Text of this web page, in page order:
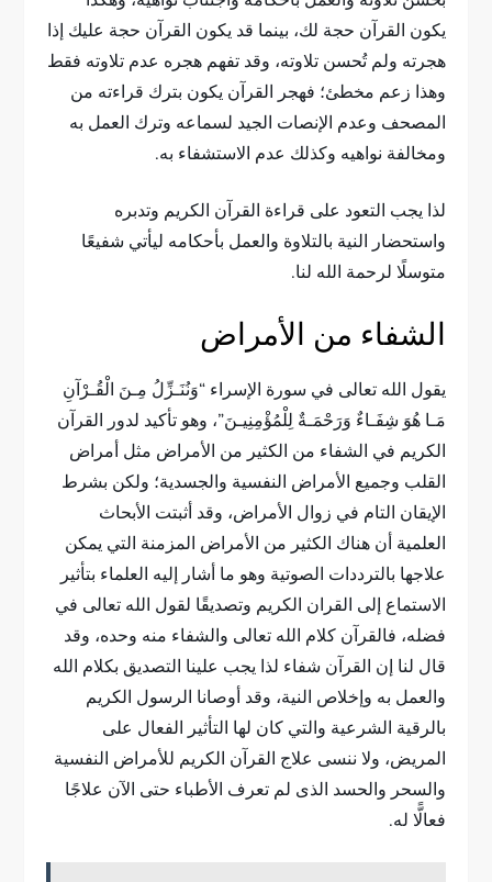
يكون القرآن حجة لك، بينما قد يكون القرآن حجة عليك إذا
هجرته ولم تُحسن تلاوته، وقد تفهم هجره عدم تلاوته فقط
وهذا زعم مخطئ؛ فهجر القرآن يكون بترك قراءته من
المصحف وعدم الإنصات الجيد لسماعه وترك العمل به
ومخالفة نواهيه وكذلك عدم الاستشفاء به.
لذا يجب التعود على قراءة القرآن الكريم وتدبره
واستحضار النية بالتلاوة والعمل بأحكامه ليأتي شفيعًا
متوسلًا لرحمة الله لنا.
الشفاء من الأمراض
يقول الله تعالى في سورة الإسراء “وَنُنَـزِّلُ مِـنَ الْقُـرْآنِ
مَـا هُوَ شِفَـاءٌ وَرَحْمَـةٌ لِلْمُؤْمِنِيـنَ”، وهو تأكيد لدور القرآن
الكريم في الشفاء من الكثير من الأمراض مثل أمراض
القلب وجميع الأمراض النفسية والجسدية؛ ولكن بشرط
الإيقان التام في زوال الأمراض، وقد أثبتت الأبحاث
العلمية أن هناك الكثير من الأمراض المزمنة التي يمكن
علاجها بالترددات الصوتية وهو ما أشار إليه العلماء بتأثير
الاستماع إلى القران الكريم وتصديقًا لقول الله تعالى في
فضله، فالقرآن كلام الله تعالى والشفاء منه وحده، وقد
قال لنا إن القرآن شفاء لذا يجب علينا التصديق بكلام الله
والعمل به وإخلاص النية، وقد أوصانا الرسول الكريم
بالرقية الشرعية والتي كان لها التأثير الفعال على
المريض، ولا ننسى علاج القرآن الكريم للأمراض النفسية
والسحر والحسد الذى لم تعرف الأطباء حتى الآن علاجًا
فعالًّا له.